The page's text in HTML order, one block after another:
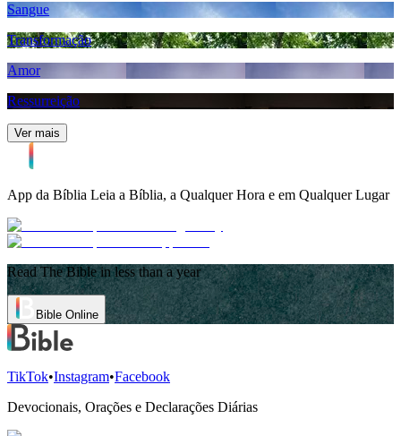
Sangue
Transformação
Amor
Ressurreição
Ver mais
App da Bíblia Leia a Bíblia, a Qualquer Hora e em Qualquer Lugar
Read The Bible in less than a year
Bible Online
TikTok•Instagram•Facebook
Devocionais, Orações e Declarações Diárias